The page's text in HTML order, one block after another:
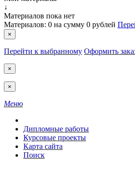
↓
Материалов пока нет
Материалов: 0 на сумму 0 рублей
×
Перейти к выбранному Оформить
×
×
Меню
Дипломные работы
Курсовые проекты
Карта сайта
Поиск